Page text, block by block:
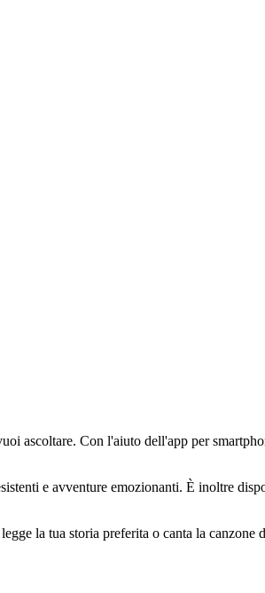
ascoltare. Con l'aiuto dell'app per
e avventure emozionanti. È inoltre
la tua storia preferita o canta la canzone